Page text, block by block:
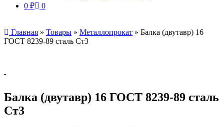
0 ₽ 0
Главная » Товары » Металлопрокат » Балка (двутавр) 16
ГОСТ 8239-89 сталь Ст3
Балка (двутавр) 16 ГОСТ 8239-89 сталь
Ст3